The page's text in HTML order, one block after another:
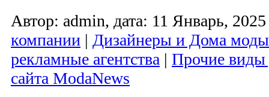
Автор: admin, дата: 11 Январь,
компании | Дизайнеры и Дома моды
рекламные агентства | Прочие виды
сайта ModaNews